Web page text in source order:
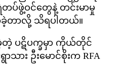
တပ်ဖွဲ့ဝင်တွေနဲ့ တင်းမာမှု
ခဲ့တာလို့ သိရပါတယ်။
တဲ့ ပဋိပက္ခမှာ ကိုယ်တိုင်
ား ဦးမောင်စိုးက RFA